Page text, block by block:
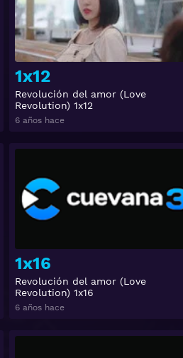
1x12
Revolución del amor (Love
Revolution) 1x12
6 años hace
1x16
Revolución del amor (Love
Revolution) 1x16
6 años hace